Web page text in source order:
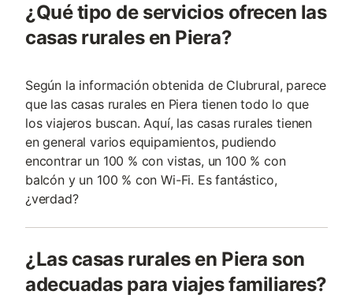
¿Qué tipo de servicios ofrecen las
casas rurales en Piera?
Según la información obtenida de Clubrural, parece
que las casas rurales en Piera tienen todo lo que
los viajeros buscan. Aquí, las casas rurales tienen
en general varios equipamientos, pudiendo
encontrar un 100 % con vistas, un 100 % con
balcón y un 100 % con Wi-Fi. Es fantástico,
¿verdad?
¿Las casas rurales en Piera son
adecuadas para viajes familiares?